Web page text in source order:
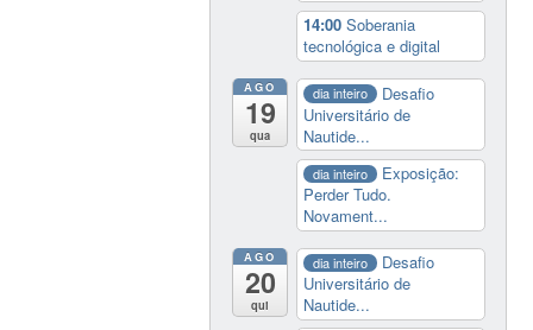
14:00Soberania
tecnológica e digital
AGO
19
qua
dia inteiro
Desafio
Universitário de
Nautide...
dia inteiro
Exposição:
Perder Tudo.
Novament...
AGO
20
qui
dia inteiro
Desafio
Universitário de
Nautide...